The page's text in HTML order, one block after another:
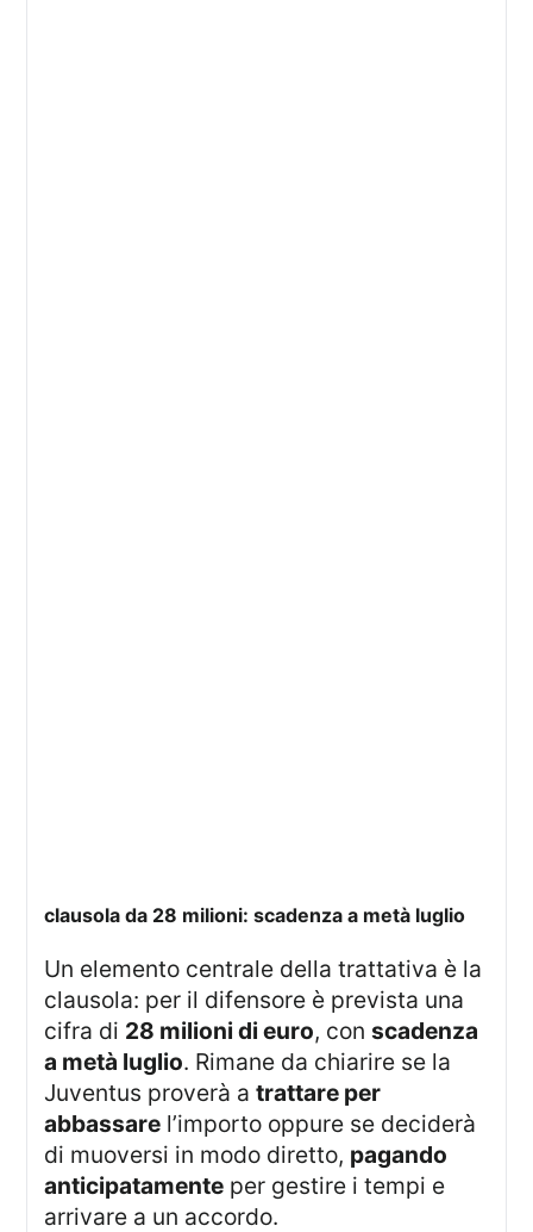
clausola da 28 milioni: scadenza a metà luglio
Un elemento centrale della trattativa è la
clausola: per il difensore è prevista una
cifra di 28 milioni di euro, conscadenza
a metà luglio. Rimane da chiarire se la
Juventus proverà atrattare per
abbassare l’importo oppure se deciderà
di muoversi in modo diretto, pagando
anticipatamente per gestire i tempi e
arrivare a un accordo.